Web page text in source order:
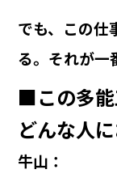
でも、この仕
る。それが一
■この多能
どんな人
牛山：